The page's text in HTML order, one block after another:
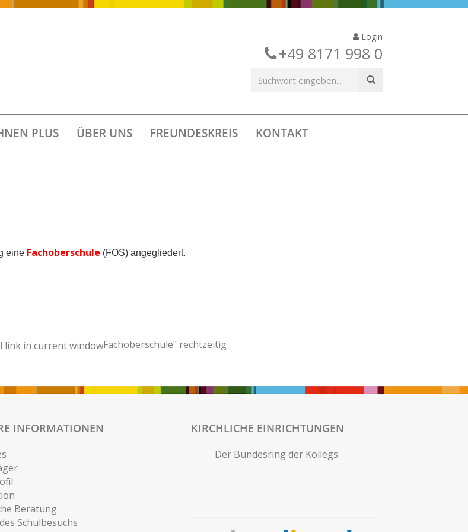
Login
+49 8171 998 0
PLUS ÜBER UNS FREUNDESKREIS KONTAKT
eine Fachoberschule (FOS) angegliedert.
Fachoberschule" rechtzeitig
INFORMATIONEN
Beratung
Schulbesuchs
KIRCHLICHE EINRICHTUNGEN
Der Bundesring der Kollegs